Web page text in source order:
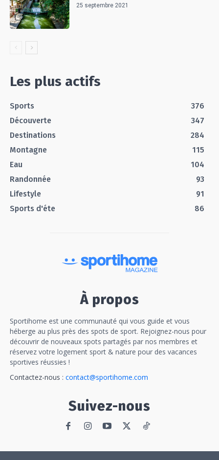
25 septembre 2021
Les plus actifs
Sports
376
Découverte
347
Destinations
284
Montagne
115
Eau
104
Randonnée
93
Lifestyle
91
Sports d'éte
86
À propos
Sportihome est une communauté qui vous guide et vous
héberge au plus près des spots de sport. Rejoignez-nous pour
découvrir de nouveaux spots partagés par nos membres et
réservez votre logement sport & nature pour des vacances
sportives réussies !
Contactez-nous : contact@sportihome.com
Suivez-nous